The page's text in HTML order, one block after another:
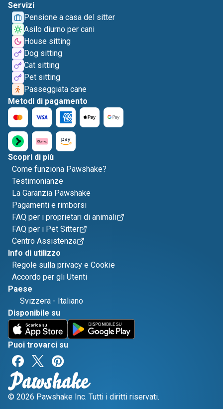
Servizi
Pensione a casa del sitter
Asilo diurno per cani
House sitting
Dog sitting
Cat sitting
Pet sitting
Passeggiata cane
Metodi di pagamento
Scopri di più
Come funziona Pawshake?
Testimonianze
La Garanzia Pawshake
Pagamenti e rimborsi
FAQ per i proprietari di animali
FAQ per i Pet Sitter
Centro Assistenza
Info di utilizzo
Regole sulla privacy e Cookie
Accordo per gli Utenti
Paese
Svizzera - Italiano
Disponibile su
Puoi trovarci su
© 2026 Pawshake Inc. Tutti i diritti riservati.